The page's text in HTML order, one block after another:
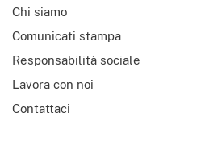
Chi siamo
Comunicati stampa
Responsabilità sociale
Lavora con noi
Contattaci